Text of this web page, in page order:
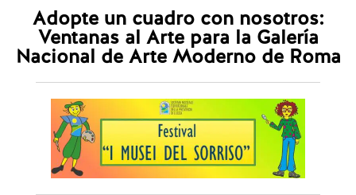
Adopte un cuadro con nosotros:
Ventanas al Arte para la Galería
Nacional de Arte Moderno de Roma